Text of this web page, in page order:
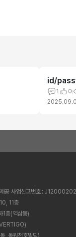
id/
1 0
공 사업신고번호
11층
1층(역삼동)
, 동원천호빌딩)